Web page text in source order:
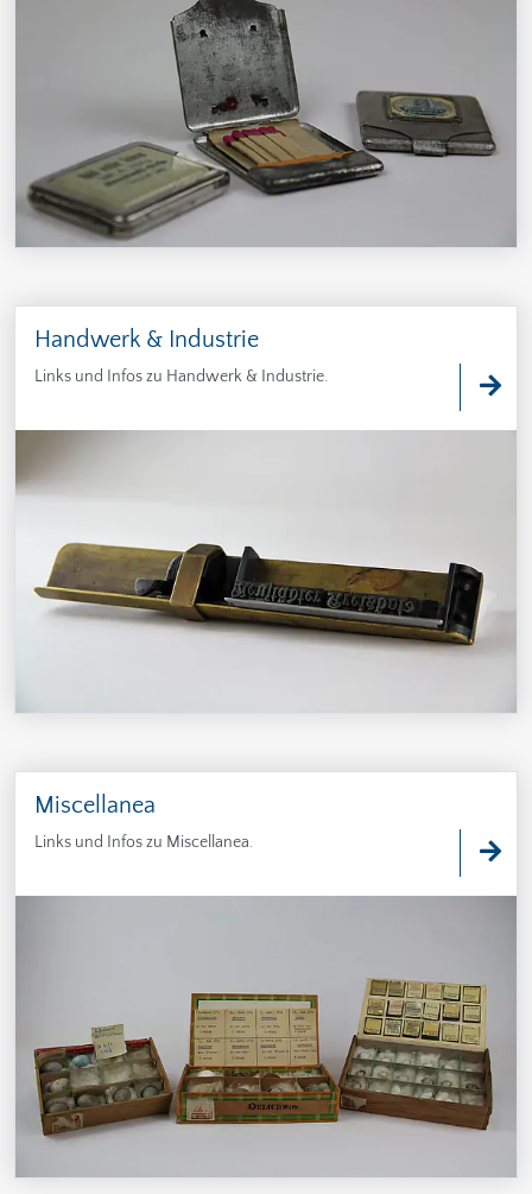
Handwerk & Industrie
Links und Infos zu Handwerk & Industrie.
Miscellanea
Links und Infos zu Miscellanea.